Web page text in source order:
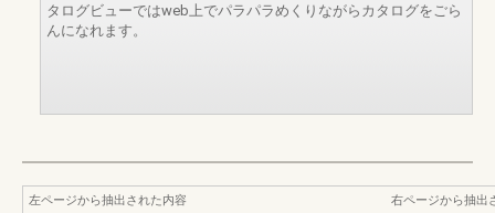
タログビューではweb上でパラパラめくりながらカタログをごら
んになれます。
左ページから抽出された内容
右ページから抽出